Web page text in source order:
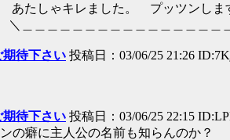
しゃキレました。 プ
＿＿＿＿＿＿＿＿＿＿＿＿
待下さい 投稿日：03/06/25 21:26
待下さい 投稿日：03/06/25 22:15
の癖に主人公の名前も知らんのか？